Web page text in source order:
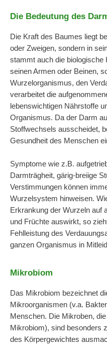
Die Bedeutung des
Die Kraft des Baumes liegt
oder Zweigen, sondern in
stammt auch die biologische
seinen Armen oder Beinen,
Wurzelorganismus, den
verarbeitet die
lebenswichtigen Nährstoffe
Organismus. Da der Darm
Stoffwechsels ausscheidet,
Gesundheit des Menschen
Symptome wie z.B.
Darmträgheit, gärig-breiige
Verstimmungen können
Wurzelsystem hinweisen.
Erkrankung der Wurzeln auf
und Früchte auswirkt, so
Fehlleistung des
ganzen Organismus in
Mikrobiom
Das Mikrobiom bezeichnet
Mikroorganismen (v.a.
Menschen. Die Mikroben,
Mikrobiom), sind besonders
des Körpergewichtes